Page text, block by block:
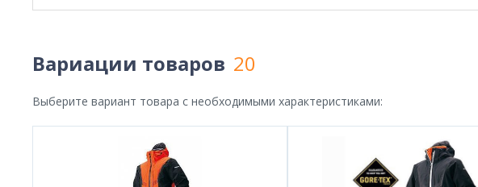
Вариации товаров 20
Выберите вариант товара с необходимыми характеристиками: